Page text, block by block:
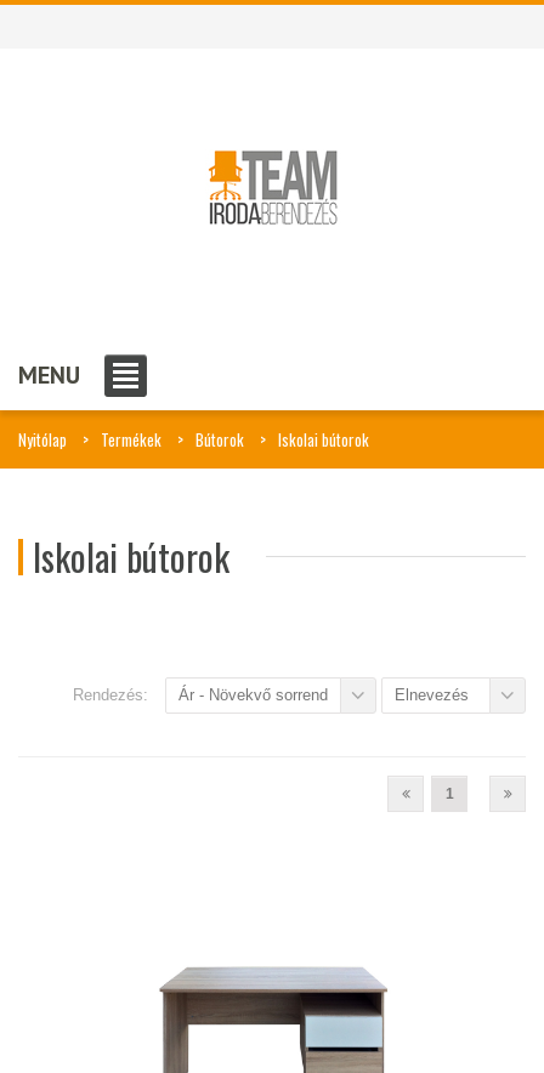
MENU
Nyitólap Termékek Bútorok Iskolai bútorok
Iskolai bútorok
Rendezés: Ár - Növekvő sorrend Elnevezés
1